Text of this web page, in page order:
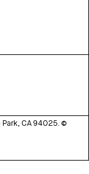
CA 94025. ©